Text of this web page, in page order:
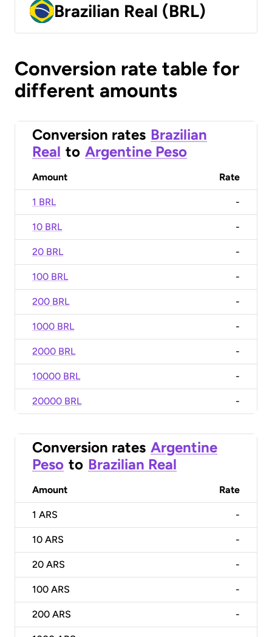
Brazilian Real (BRL)
Conversion rate table for
different amounts
Conversion rates Brazilian
Real to Argentine Peso
Amount Rate
1 BRL -
10 BRL -
20 BRL -
100 BRL -
200 BRL -
1000 BRL -
2000 BRL -
10000 BRL -
20000 BRL -
Conversion rates Argentine
Peso to Brazilian Real
Amount Rate
1 ARS -
10 ARS -
20 ARS -
100 ARS -
200 ARS -